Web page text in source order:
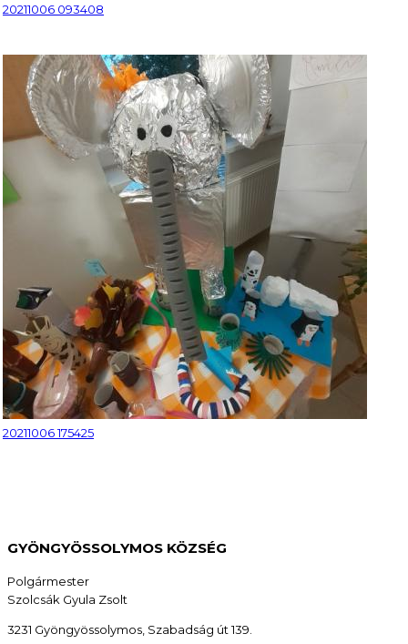
20211006 093408
20211006 175425
GYÖNGYÖSSOLYMOS KÖZSÉG
Polgármester
Szolcsák Gyula Zsolt
3231 Gyöngyössolymos, Szabadság út 139.